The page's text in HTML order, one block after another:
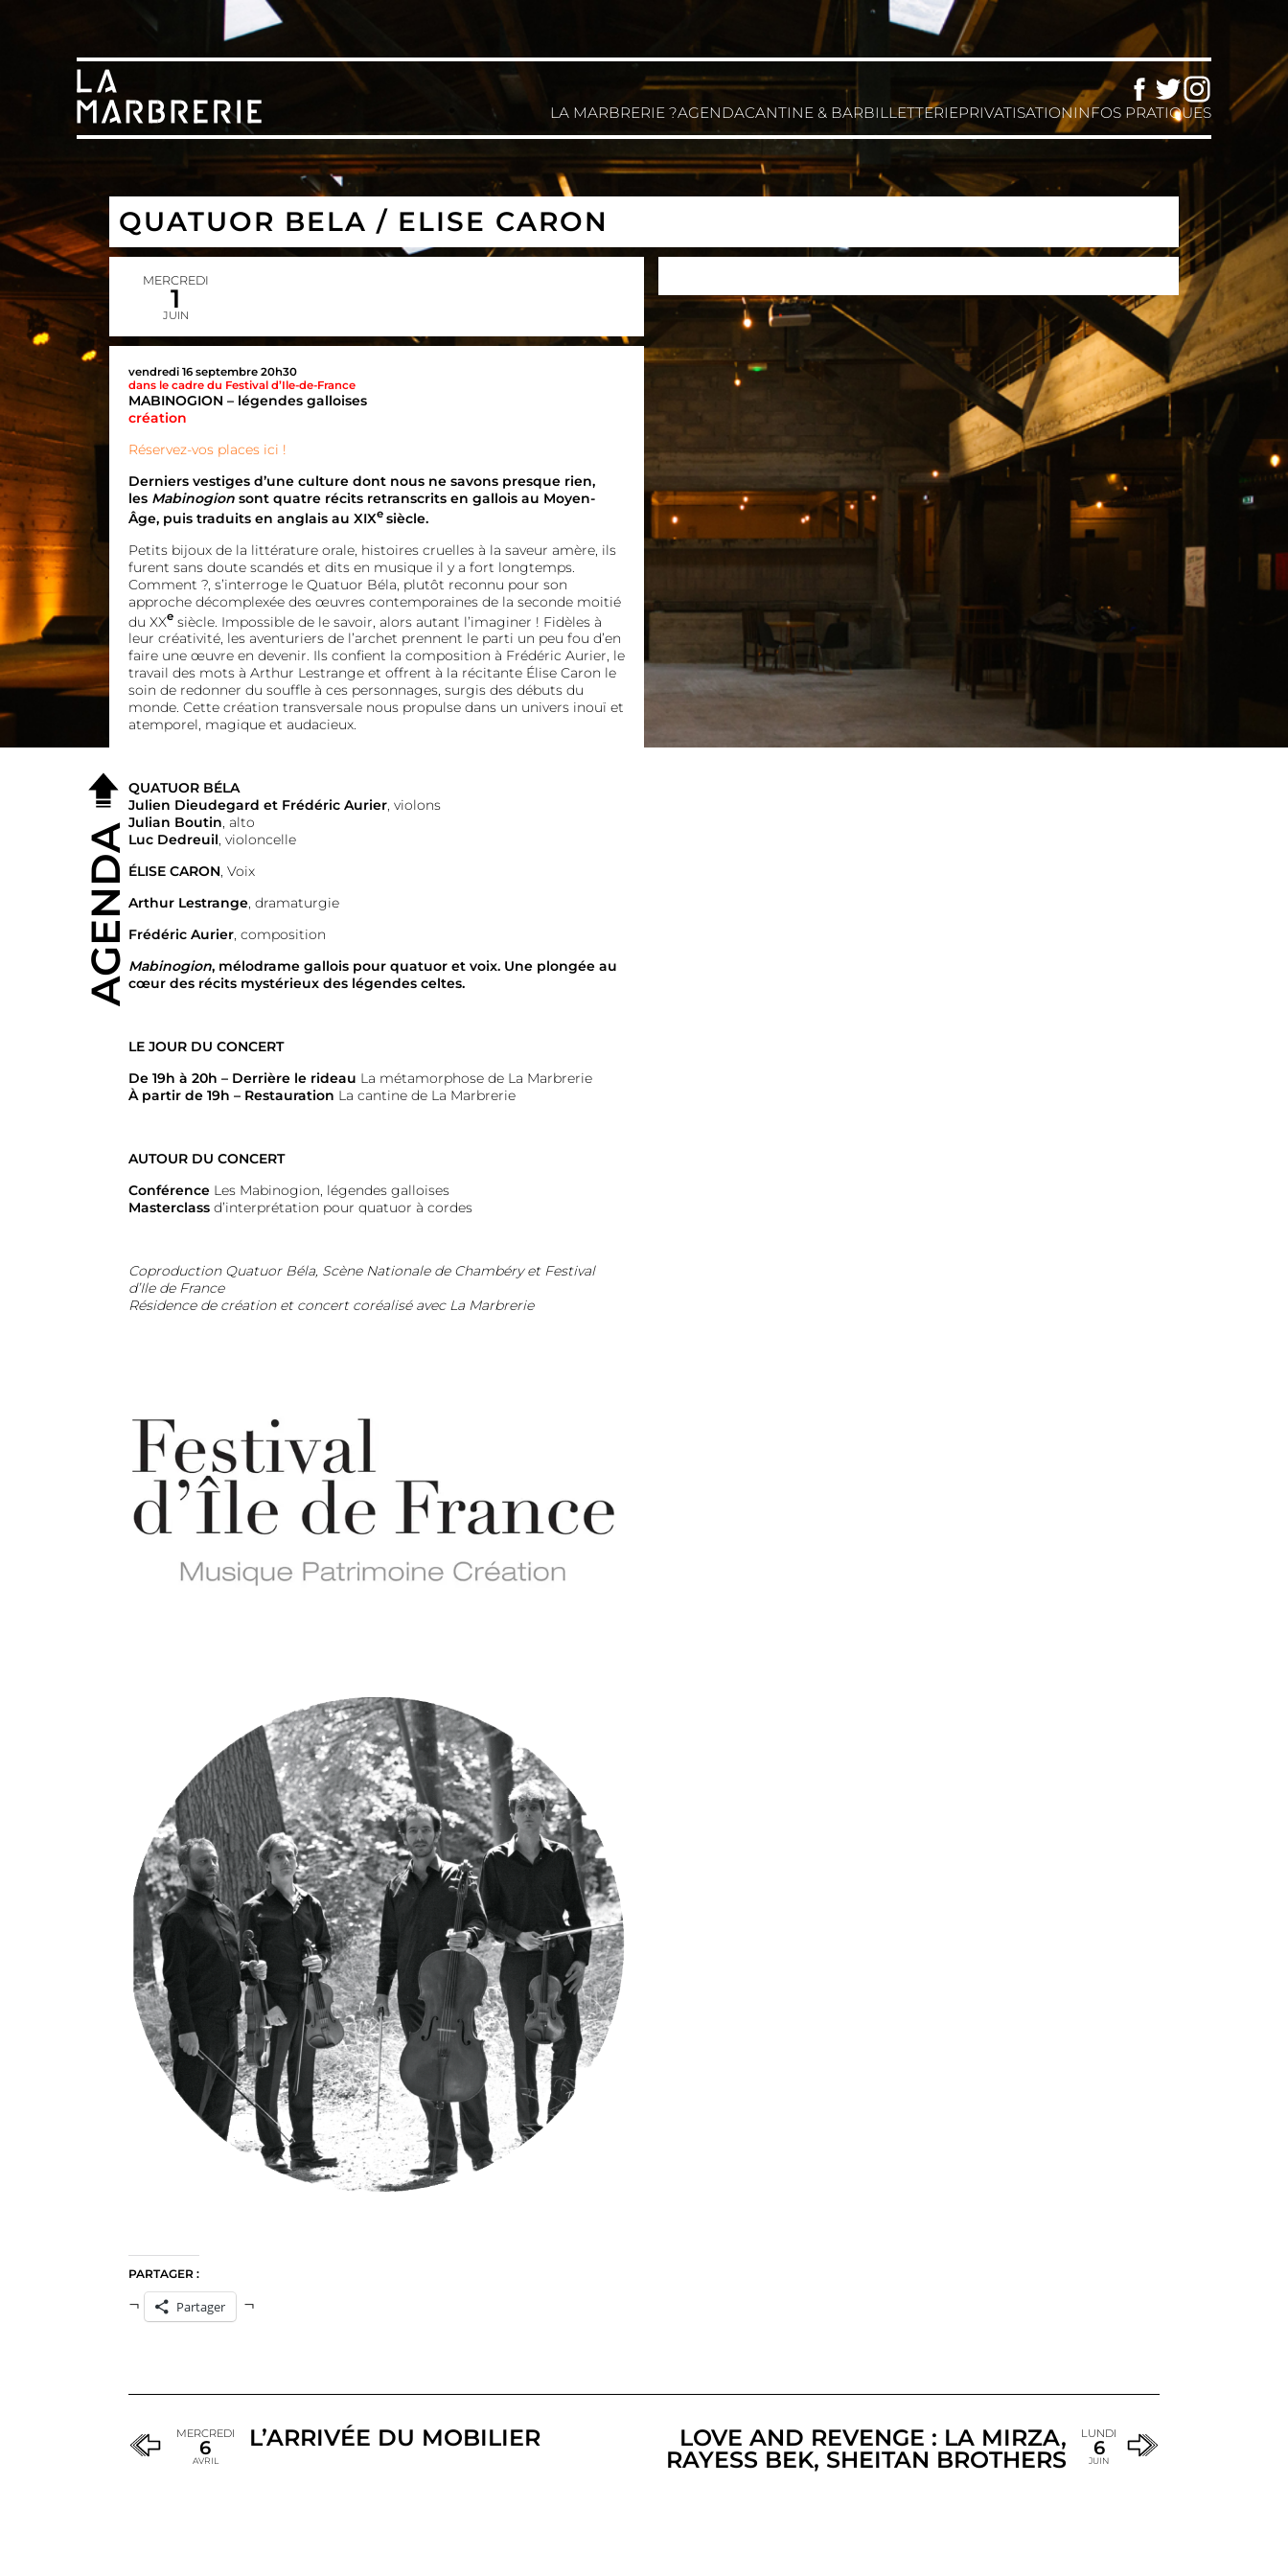
Facebook
TwitterInstagram
LA MARBRERIE ?AGENDACANTINE & BARBILLETTERIEPRIVATISATIONINFOS PRATIQUES
QUATUOR BELA / ELISE CARON
MERCREDI
1
JUIN
vendredi 16 septembre 20h30
dans le cadre du Festival d’Ile-de-France
MABINOGION – légendes galloises
création
Réservez-vos places ici !
Derniers vestiges d’une culture dont nous ne savons presque rien,
les Mabinogionsont quatre récits retranscrits en gallois au Moyen-
Âge, puis traduits en anglais au XIXe siècle.
Petits bijoux de la littérature orale, histoires cruelles à la saveur amère, ils
furent sans doute scandés et dits en musique il y a fort longtemps.
Comment ?, s’interroge le Quatuor Béla, plutôt reconnu pour son
approche décomplexée des œuvres contemporaines de la seconde moitié
du XXesiècle. Impossible de le savoir, alors autant l’imaginer ! Fidèles à
leur créativité, les aventuriers de l’archet prennent le parti un peu fou d’en
faire une œuvre en devenir. Ils confient la composition à Frédéric Aurier, le
travail des mots à Arthur Lestrange et offrent à la récitante Élise Caron le
soin de redonner du souffle à ces personnages, surgis des débuts du
monde. Cette création transversale nous propulse dans un univers inouï et
atemporel, magique et audacieux.
QUATUOR BÉLA
Julien Dieudegard et Frédéric Aurier, violons
Julian Boutin, alto
Luc Dedreuil, violoncelle
ÉLISE CARON, Voix
Arthur Lestrange, dramaturgie
Frédéric Aurier, composition
Mabinogion, mélodrame gallois pour quatuor et voix. Une plongée au
cœur des récits mystérieux des légendes celtes.
LE JOUR DU CONCERT
De 19h à 20h – Derrière le rideau La métamorphose de La Marbrerie
À partir de 19h – Restauration La cantine de La Marbrerie
AUTOUR DU CONCERT
Conférence Les Mabinogion, légendes galloises
Masterclassd’interprétation pour quatuor à cordes
Coproduction Quatuor Béla, Scène Nationale de Chambéry et Festival
d’Ile de France
Résidence de création et concert coréalisé avec La Marbrerie
PARTAGER :
Partager
MERCREDI
6
AVRIL
L’ARRIVÉE DU MOBILIER LOVE AND REVENGE : LA MIRZA,
RAYESS BEK, SHEITAN BROTHERS
LUNDI
6
JUIN
AGENDA